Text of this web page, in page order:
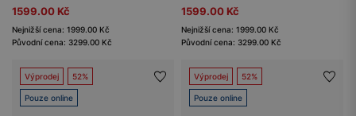
1599.00 Kč
Nejnižší cena: 1999.00 Kč
Původní cena: 3299.00 Kč
1599.00 Kč
Nejnižší cena: 1999.00 Kč
Původní cena: 3299.00 Kč
Výprodej 52%
Pouze online
Výprodej 52%
Pouze online